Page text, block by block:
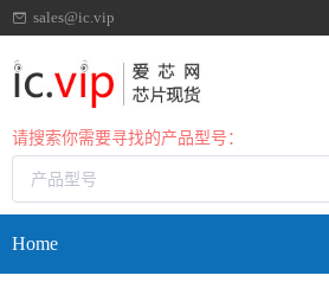
sales@ic.vip
请搜索你需要寻找的产品型号：
Home